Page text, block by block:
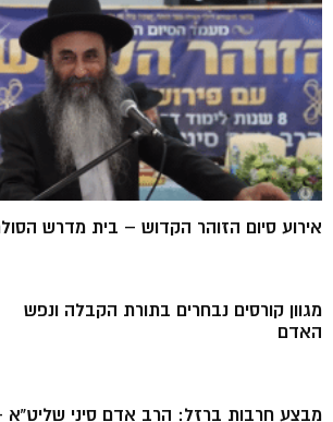
אירוע סיום הזוהר הקדוש – בית מדרש
מגוון קורסים נבחרים בתורת הקבלה ונפש
האדם
מבצע חרבות ברזל: הרב אדם סיני שליט”א